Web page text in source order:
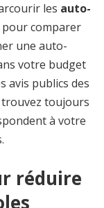
les auto-
comparer
une auto-
votre budget
avis publics des
trouvez toujours
à votre
réduire